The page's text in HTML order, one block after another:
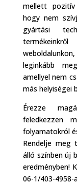
mellett
hogy nem
gyártási
leginkább
amellyel nem
más helyiségei
Érezze
feledkezzen
folyamatokról
Rendelje meg
álló színben új
eredményben!
06-1/403-